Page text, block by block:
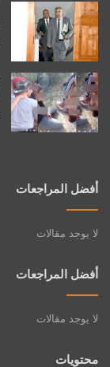
أفضل المراجعات
لا يوجد مقالات
أفضل المراجعات
لا يوجد مقالات
محتويات